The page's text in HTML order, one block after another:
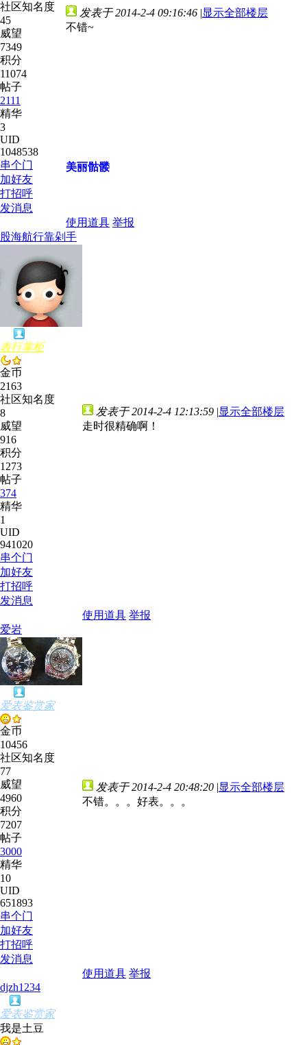
社区知名度
45
威望
7349
积分
11074
帖子
2111
精华
3
UID
1048538
串个门
加好友
打招呼
发消息
发表于 2014-2-4 09:16:46 |显示全部楼层
不错~
美丽骷髅
使用道具 举报
股海航行靠剁手
表行掌柜
金币
2163
社区知名度
8
威望
916
积分
1273
帖子
374
精华
1
UID
941020
串个门
加好友
打招呼
发消息
发表于 2014-2-4 12:13:59 |显示全部楼层
走时很精确啊！
使用道具 举报
爱岩
爱表鉴赏家
金币
10456
社区知名度
77
威望
4960
积分
7207
帖子
3000
精华
10
UID
651893
串个门
加好友
打招呼
发消息
发表于 2014-2-4 20:48:20 |显示全部楼层
不错。。。好表。。。
使用道具 举报
djzh1234
爱表鉴赏家
我是土豆